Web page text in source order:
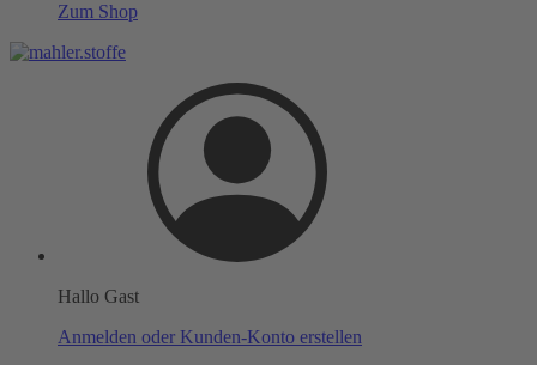
Zum Shop
Hallo Gast
Anmelden oder Kunden-Konto erstellen